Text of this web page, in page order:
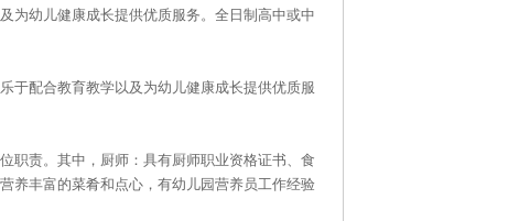
为幼儿健康成长提供优质服务。全日制高中或中
于配合教育教学以及为幼儿健康成长提供优质服
职责。其中，厨师：具有厨师职业资格证书、食
养丰富的菜肴和点心，有幼儿园营养员工作经验